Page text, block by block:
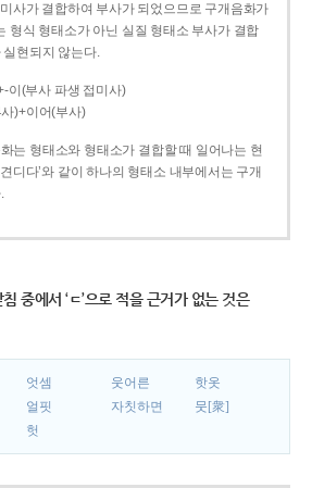
사가 결합하여 부사가 되었으므로 구개음화가
형식 형태소가 아닌 실질 형태소 부사가 결합
현되지 않는다.
이(부사 파생 접미사)
)+이어(부사)
는 형태소와 형태소가 결합할 때 일어나는 현
디다’와 같이 하나의 형태소 내부에서는 구개
침 중에서 ‘ㄷ’으로 적을 근거가 없는 것은
엇셈 웃어른
핫옷
얼핏 자칫하면
뭇[衆]
헛